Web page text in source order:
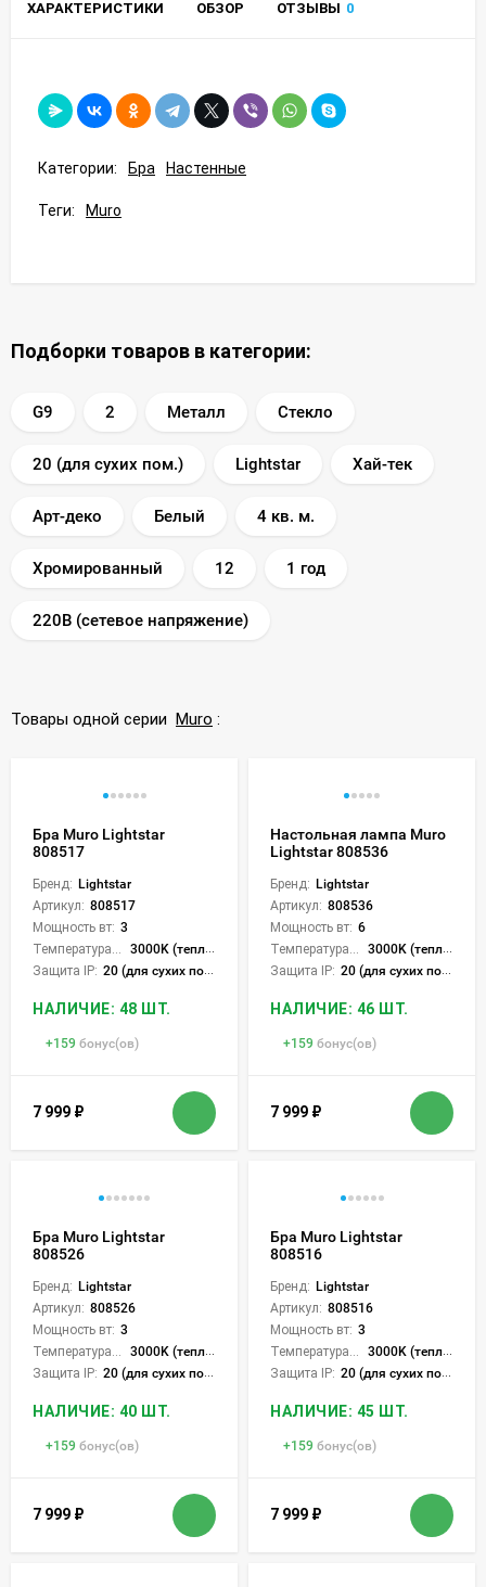
ХАРАКТЕРИСТИКИ ОБЗОР ОТЗЫВЫ 0
Категории: Бра Настенные
Теги: Muro
Подборки товаров в категории:
G9 2 Металл Стекло
20 (для сухих пом.) Lightstar Хай-тек
Арт-деко Белый 4 кв. м.
Хромированный 12 1 год
220В (сетевое напряжение)
Товары одной серии Muro :
Бра Muro Lightstar
808517
Бренд: Lightstar
Артикул: 808517
Мощность вт: 3
3000K (теплый)
Защита IP: 20 (для сухих пом.)
НАЛИЧИЕ: 48 ШТ.
+159 бонус(ов)
7 999 ₽
Настольная лампа Muro
Lightstar 808536
Бренд: Lightstar
Артикул: 808536
Мощность вт: 6
3000K (теплый)
Защита IP: 20 (для сухих пом.)
НАЛИЧИЕ: 46 ШТ.
+159 бонус(ов)
7 999 ₽
Бра Muro Lightstar
808526
Бренд: Lightstar
Артикул: 808526
Мощность вт: 3
3000K (теплый)
Защита IP: 20 (для сухих пом.)
НАЛИЧИЕ: 40 ШТ.
+159 бонус(ов)
7 999 ₽
Бра Muro Lightstar
808516
Бренд: Lightstar
Артикул: 808516
Мощность вт: 3
3000K (теплый)
Защита IP: 20 (для сухих пом.)
НАЛИЧИЕ: 45 ШТ.
+159 бонус(ов)
7 999 ₽